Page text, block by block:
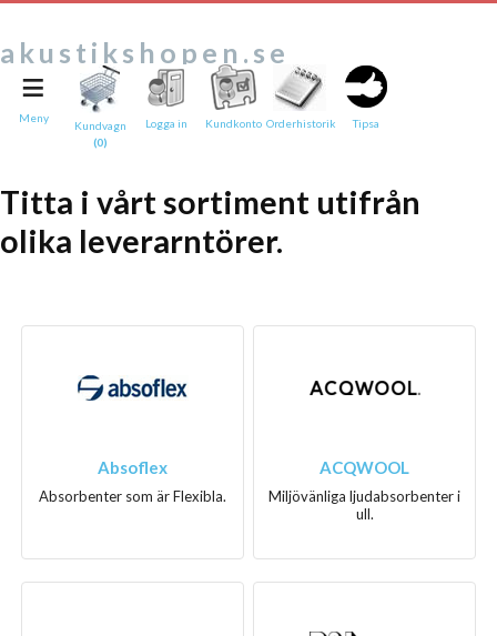
akustikshopen.se
Titta i vårt sortiment utifrån
olika leverarntörer.
Absoflex
Absorbenter som är Flexibla.
ACQWOOL
Miljövänliga ljudabsorbenter i
ull.
≡
Meny
Kundvagn
(0)
Logga in Kundkonto Orderhistorik Tipsa
Tipsa en vän:
e-post*
Text